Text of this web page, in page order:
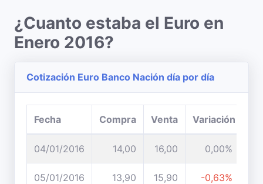
¿Cuanto estaba el Euro en
Enero 2016?
Cotización Euro Banco Nación día por día
Fecha Compra Venta Variación
04/01/2016 14,00 16,00 0,00%
05/01/2016 13,90 15,90 -0,63%